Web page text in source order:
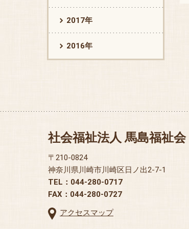
2017年
2016年
社会福祉法人 馬島福祉会
〒210-0824
神奈川県川崎市川崎区日ノ出2-7-1
TEL：044-280-0717
FAX：044-280-0727
アクセスマップ